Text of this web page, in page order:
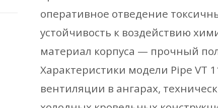
оперативное отведение
устойчивость к воздействию
материал корпуса — прочный
Характеристики модели Pipe
вентиляции в ангарах,